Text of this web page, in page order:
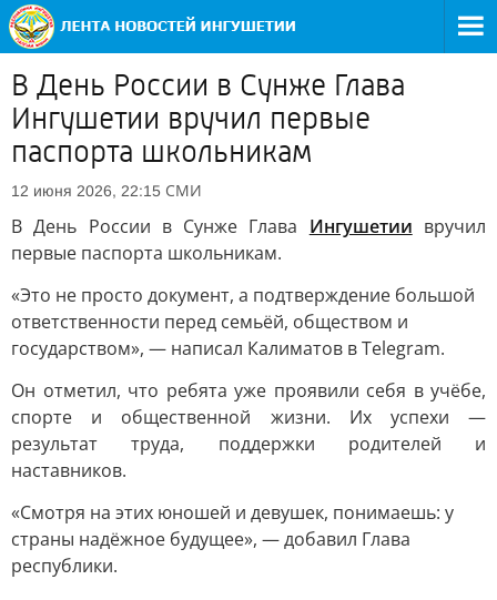
В День России в Сунже Глава
Ингушетии вручил первые
паспорта школьникам
12 июня 2026, 22:15 СМИ
В День России в Сунже Глава Ингушетии вручил
первые паспорта школьникам.
«Это не просто документ, а подтверждение большой
ответственности перед семьёй, обществом и
государством», — написал Калиматов в Telegram.
Он отметил, что ребята уже проявили себя в учёбе,
спорте и общественной жизни. Их успехи —
результат труда, поддержки родителей и
наставников.
«Смотря на этих юношей и девушек, понимаешь: у
страны надёжное будущее», — добавил Глава
республики.